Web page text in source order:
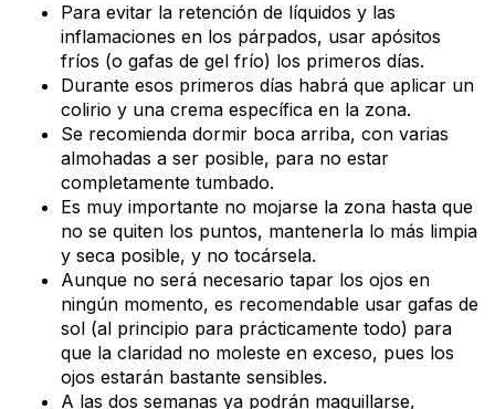
Para evitar la retención de líquidos y las
inflamaciones en los párpados, usar apósitos
fríos (o gafas de gel frío) los primeros días.
Durante esos primeros días habrá que aplicar un
colirio y una crema específica en la zona.
Se recomienda dormir boca arriba, con varias
almohadas a ser posible, para no estar
completamente tumbado.
Es muy importante no mojarse la zona hasta que
no se quiten los puntos, mantenerla lo más limpia
y seca posible, y no tocársela.
Aunque no será necesario tapar los ojos en
ningún momento, es recomendable usar gafas de
sol (al principio para prácticamente todo) para
que la claridad no moleste en exceso, pues los
ojos estarán bastante sensibles.
A las dos semanas ya podrán maquillarse,